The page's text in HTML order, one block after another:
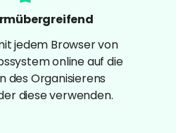
jedem Browser von
online auf die
des Organisierens
diese verwenden.